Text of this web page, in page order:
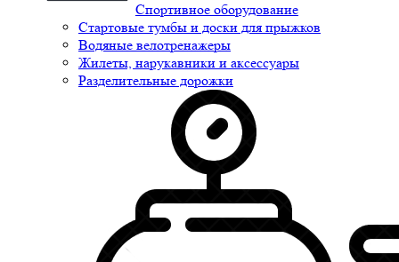
Спортивное оборудование
Стартовые тумбы и доски для прыжков
Водяные велотренажеры
Жилеты, нарукавники и аксессуары
Разделительные дорожки